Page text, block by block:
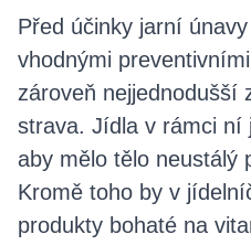
Před účinky jarní
vhodnými
zároveň nejjednodušší
strava. Jídla v rámci ní
aby mělo tělo neustálý
Kromě toho by v
produkty bohaté na